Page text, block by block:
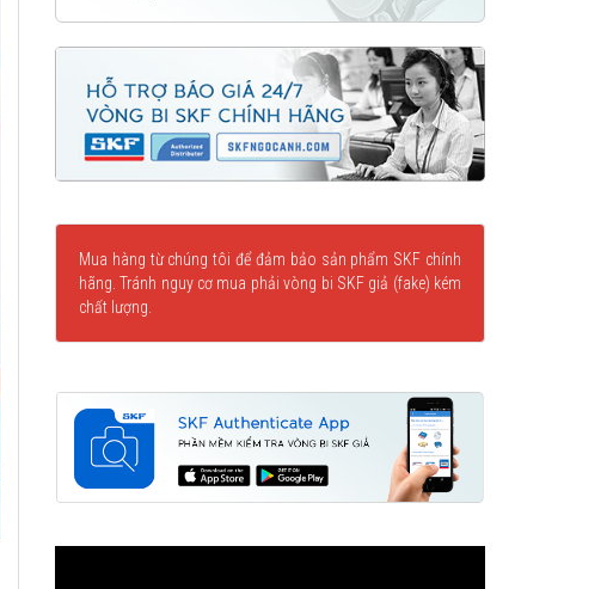
Mua hàng từ chúng tôi để đảm bảo sản phẩm SKF chính
hãng. Tránh nguy cơ mua phải vòng bi SKF giả (fake) kém
chất lượng.